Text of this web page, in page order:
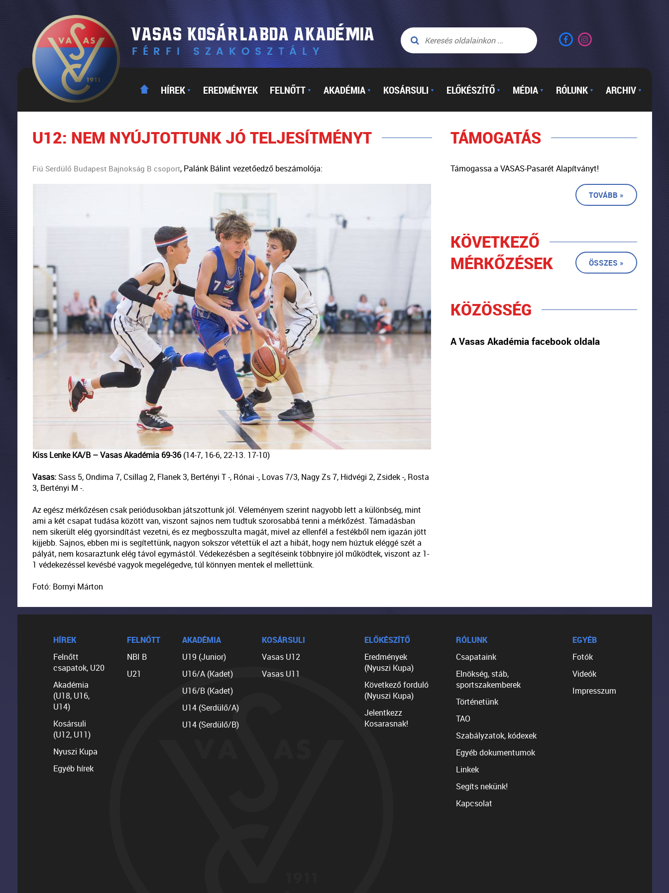
HÍREK ▼ EREDMÉNYEK FELNŐTT ▼ AKADÉMIA ▼ KOSÁRSULI ▼ ELŐKÉSZÍTŐ ▼ MÉDIA ▼ RÓLUNK ▼ ARCHIV ▼
U12: NEM NYÚJTOTTUNK JÓ TELJESÍTMÉNYT
Fiú Serdülő Budapest Bajnokság B csoport, Palánk Bálint vezetőedző beszámolója:
Kiss Lenke KA/B – Vasas Akadémia 69-36(14-7, 16-6, 22-13. 17-10)
Vasas:Sass 5, Ondima 7, Csillag 2, Flanek 3, Bertényi T -, Rónai -, Lovas 7/3, Nagy Zs 7, Hidvégi 2, Zsidek -, Rosta
3, Bertényi M -.
Az egész mérkőzésen csak periódusokban játszottunk jól. Véleményem szerint nagyobb lett a különbség, mint
ami a két csapat tudása között van, viszont sajnos nem tudtuk szorosabbá tenni a mérkőzést. Támadásban
nem sikerült elég gyorsindítást vezetni, és ez megbosszulta magát, mivel az ellenfél a festékből nem igazán jött
kijjebb. Sajnos, ebben mi is segítettünk, nagyon sokszor vétettük el azt a hibát, hogy nem húztuk eléggé szét a
pályát, nem kosaraztunk elég távol egymástól. Védekezésben a segítéseink többnyire jól működtek, viszont az 1-
1 védekezéssel kevésbé vagyok megelégedve, túl könnyen mentek el mellettünk.
Fotó: Bornyi Márton
TÁMOGATÁS
Támogassa a VASAS-Pasarét Alapítványt!
TOVÁBB »
KÖVETKEZŐ
MÉRKŐZÉSEK
ÖSSZES »
KÖZÖSSÉG
A Vasas Akadémia facebook oldala
HÍREK
Felnőtt
csapatok, U20
Akadémia
(U18, U16,
U14)
Kosársuli
(U12, U11)
Nyuszi Kupa
Egyéb hírek
FELNŐTT
NBI B
U21
AKADÉMIA
U19 (Junior)
U16/A (Kadet)
U16/B (Kadet)
U14 (Serdülő/A)
U14 (Serdülő/B)
KOSÁRSULI
Vasas U12
Vasas U11
ELŐKÉSZÍTŐ
Eredmények
(Nyuszi Kupa)
Következő forduló
(Nyuszi Kupa)
Jelentkezz
Kosarasnak!
RÓLUNK
Csapataink
Elnökség, stáb,
sportszakemberek
Történetünk
TAO
Szabályzatok, kódexek
Egyéb dokumentumok
Linkek
Segíts nekünk!
Kapcsolat
EGYÉB
Fotók
Videók
Impresszum